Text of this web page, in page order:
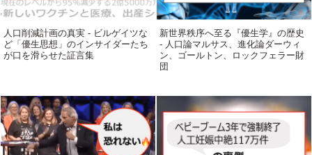
人口削減計画の真実 - ビルゲイツな
ど「優生思想」のインサイダーたち
が口を滑らせた証言集
新世界秩序へ至る『優生学』の歴史
- 人口論マルサス、進化論ダーウィ
ン、ゴールトン、ロックフェラー財
団